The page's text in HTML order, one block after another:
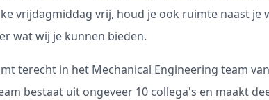
vrijdagmiddag vrij, houd je ook ruimte naast je
wat wij je kunnen bieden.
terecht in het Mechanical Engineering team
bestaat uit ongeveer 10 collega's en maakt